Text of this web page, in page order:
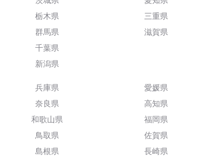
栃木県
群馬県
千葉県
新潟県
三重県
滋賀県
兵庫県
奈良県
和歌山県
鳥取県
島根県
愛媛県
高知県
福岡県
佐賀県
長崎県